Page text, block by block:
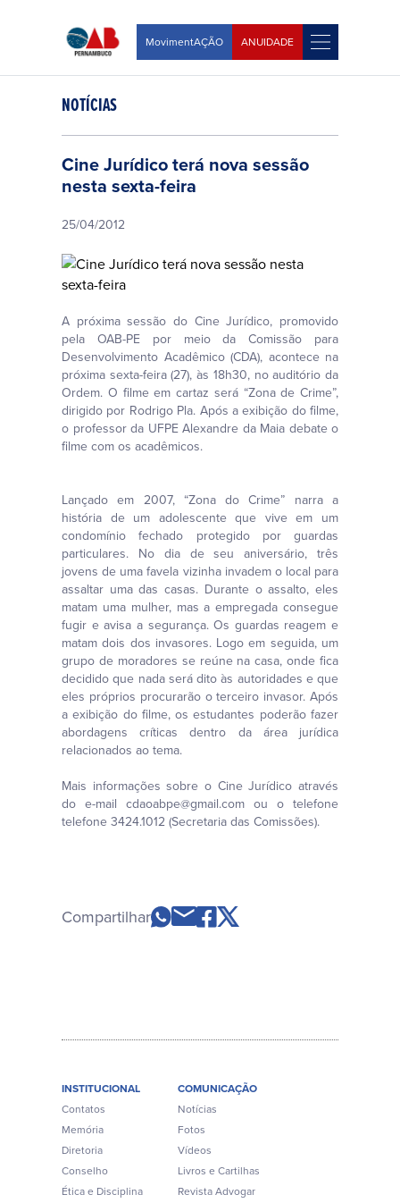
MovimentAÇÃO ANUIDADE
NOTÍCIAS
Cine Jurídico terá nova sessão
nesta sexta-feira
25/04/2012
A próxima sessão do Cine Jurídico, promovido
pela OAB-PE por meio da Comissão para
Desenvolvimento Acadêmico (CDA), acontece na
próxima sexta-feira (27), às 18h30, no auditório da
Ordem. O filme em cartaz será “Zona de Crime”,
dirigido por Rodrigo Pla. Após a exibição do filme,
o professor da UFPE Alexandre da Maia debate o
filme com os acadêmicos.
Lançado em 2007, “Zona do Crime” narra a
história de um adolescente que vive em um
condomínio fechado protegido por guardas
particulares. No dia de seu aniversário, três
jovens de uma favela vizinha invadem o local para
assaltar uma das casas. Durante o assalto, eles
matam uma mulher, mas a empregada consegue
fugir e avisa a segurança. Os guardas reagem e
matam dois dos invasores. Logo em seguida, um
grupo de moradores se reúne na casa, onde fica
decidido que nada será dito às autoridades e que
eles próprios procurarão o terceiro invasor. Após
a exibição do filme, os estudantes poderão fazer
abordagens críticas dentro da área jurídica
relacionados ao tema.
Mais informações sobre o Cine Jurídico através
do e-mail cdaoabpe@gmail.com ou o telefone
telefone 3424.1012 (Secretaria das Comissões).
Compartilhar
INSTITUCIONAL
Contatos
Memória
Diretoria
Conselho
Ética e Disciplina
COMUNICAÇÃO
Notícias
Fotos
Vídeos
Livros e Cartilhas
Revista Advogar